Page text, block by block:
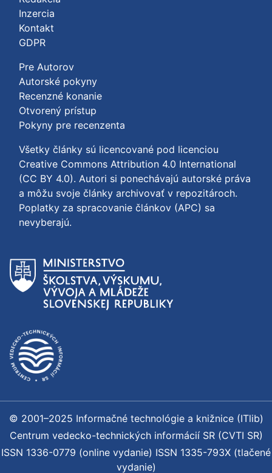
Inzercia
Kontakt
GDPR
Pre Autorov
Autorské pokyny
Recenzné konanie
Otvorený prístup
Pokyny pre recenzenta
Všetky články sú licencované pod licenciou
Creative Commons Attribution 4.0 International
(CC BY 4.0). Autori si ponechávajú autorské práva
a môžu svoje články archivovať v repozitároch.
Poplatky za spracovanie článkov (APC) sa
nevyberajú.
© 2001–2025 Informačné technológie a knižnice (ITlib)
Centrum vedecko-technických informácií SR (CVTI SR)
ISSN 1336-0779 (online vydanie) ISSN 1335-793X (tlačené
vydanie)